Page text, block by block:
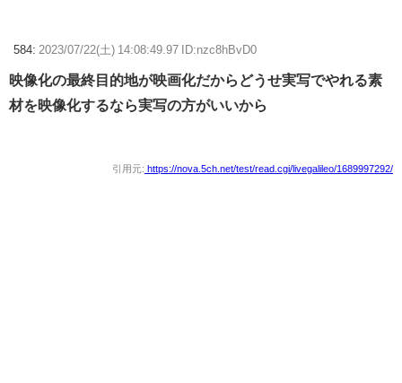
584: 2023/07/22(土) 14:08:49.97 ID:nzc8hBvD0
映像化の最終目的地が映画化だからどうせ実写でやれる素
材を映像化するなら実写の方がいいから
引用元: https://nova.5ch.net/test/read.cgi/livegalileo/1689997292/